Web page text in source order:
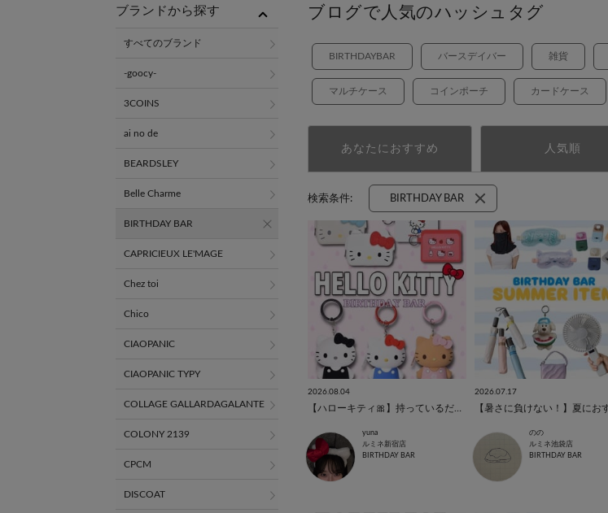
ブログで人気のハッシュタグ
BIRTHDAYBAR バースデイバー 雑貨
マルチケース コインポーチ カードケース
あなたにおすすめ 人気順
検索条件: BIRTHDAY BAR
2026.08.04
yuna
ルミネ新宿店
BIRTHDAY BAR
2026.07.17
のの
ルミネ池袋店
BIRTHDAY BAR
ブランドから探す
すべてのブランド
-goocy-
3COINS
ai no de
BEARDSLEY
Belle Charme
BIRTHDAY BAR
CAPRICIEUX LE'MAGE
Chez toi
Chico
CIAOPANIC
CIAOPANIC TYPY
COLLAGE GALLARDAGALANTE
COLONY 2139
CPCM
DISCOAT